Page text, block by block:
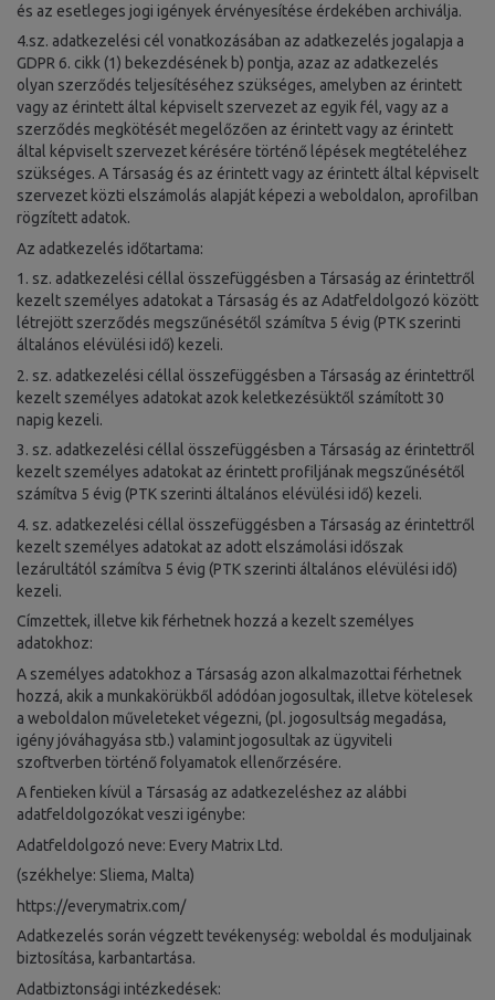
és az esetleges jogi igények érvényesítése érdekében archiválja.
4.sz. adatkezelési cél vonatkozásában az adatkezelés jogalapja a
GDPR 6. cikk (1) bekezdésének b) pontja, azaz az adatkezelés
olyan szerződés teljesítéséhez szükséges, amelyben az érintett
vagy az érintett által képviselt szervezet az egyik fél, vagy az a
szerződés megkötését megelőzően az érintett vagy az érintett
által képviselt szervezet kérésére történő lépések megtételéhez
szükséges. A Társaság és az érintett vagy az érintett által képviselt
szervezet közti elszámolás alapját képezi a weboldalon, aprofilban
rögzített adatok.
Az adatkezelés időtartama:
1. sz. adatkezelési céllal összefüggésben a Társaság az érintettről
kezelt személyes adatokat a Társaság és az Adatfeldolgozó között
létrejött szerződés megszűnésétől számítva 5 évig (PTK szerinti
általános elévülési idő) kezeli.
2. sz. adatkezelési céllal összefüggésben a Társaság az érintettről
kezelt személyes adatokat azok keletkezésüktől számított 30
napig kezeli.
3. sz. adatkezelési céllal összefüggésben a Társaság az érintettről
kezelt személyes adatokat az érintett profiljának megszűnésétől
számítva 5 évig (PTK szerinti általános elévülési idő) kezeli.
4. sz. adatkezelési céllal összefüggésben a Társaság az érintettről
kezelt személyes adatokat az adott elszámolási időszak
lezárultától számítva 5 évig (PTK szerinti általános elévülési idő)
kezeli.
Címzettek, illetve kik férhetnek hozzá a kezelt személyes
adatokhoz:
A személyes adatokhoz a Társaság azon alkalmazottai férhetnek
hozzá, akik a munkakörükből adódóan jogosultak, illetve kötelesek
a weboldalon műveleteket végezni, (pl. jogosultság megadása,
igény jóváhagyása stb.) valamint jogosultak az ügyviteli
szoftverben történő folyamatok ellenőrzésére.
A fentieken kívül a Társaság az adatkezeléshez az alábbi
adatfeldolgozókat veszi igénybe:
Adatfeldolgozó neve: Every Matrix Ltd.
(székhelye: Sliema, Malta)
https://everymatrix.com/
Adatkezelés során végzett tevékenység: weboldal és moduljainak
biztosítása, karbantartása.
Adatbiztonsági intézkedések: